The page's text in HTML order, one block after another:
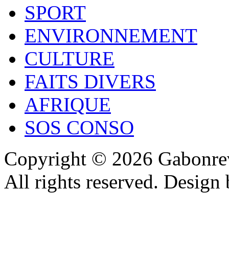
SPORT
ENVIRONNEMENT
CULTURE
FAITS DIVERS
AFRIQUE
SOS CONSO
Copyright © 2026
All rights reserved.